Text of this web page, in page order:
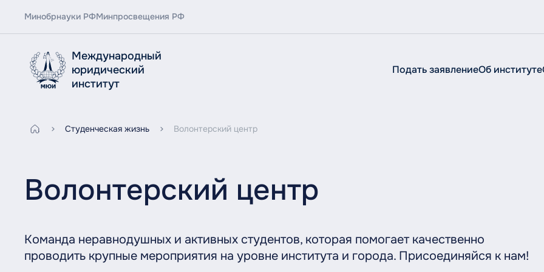
Структура
История
Минобрнауки РФМинпросвещения РФ
Международный
юридический
институт
Подать заявлениеОб институте
Студенческая жизнь Волонтерский центр
Волонтерский центр
Команда неравнодушных и активных студентов, которая помогает качественно
проводить крупные мероприятия на уровне института и города. Присоединяйся к нам!